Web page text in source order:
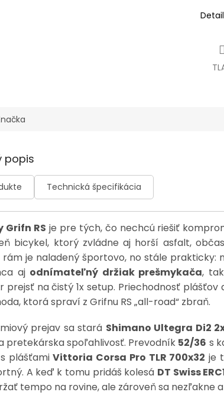
popis
Technická špecifikácia
Grifn RS je pre tých, čo nechcú riešiť
bicykel, ktorý zvládne aj horší asfalt,
rám je naladený športovo, no stále prakticky:
aj odnímateľný držiak prešmykača,
prejsť na čistý 1x setup. Priechodnosť plášťov
ktorá spraví z Grifnu RS „all-road“ zbraň.
prejav sa stará Shimano Ultegra Di2
pretekárska spoľahlivosť. Prevodník 52/36 s
plášťamiVittoria Corsa Pro TLR 700x32 je
A keď k tomu pridáš kolesá DT Swiss
tempo na rovine, ale zároveň sa nezľakne